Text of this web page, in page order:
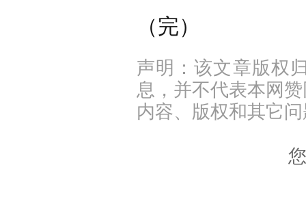
（完）
声明：该文章版权
息，并不代表本网
内容、版权和其它